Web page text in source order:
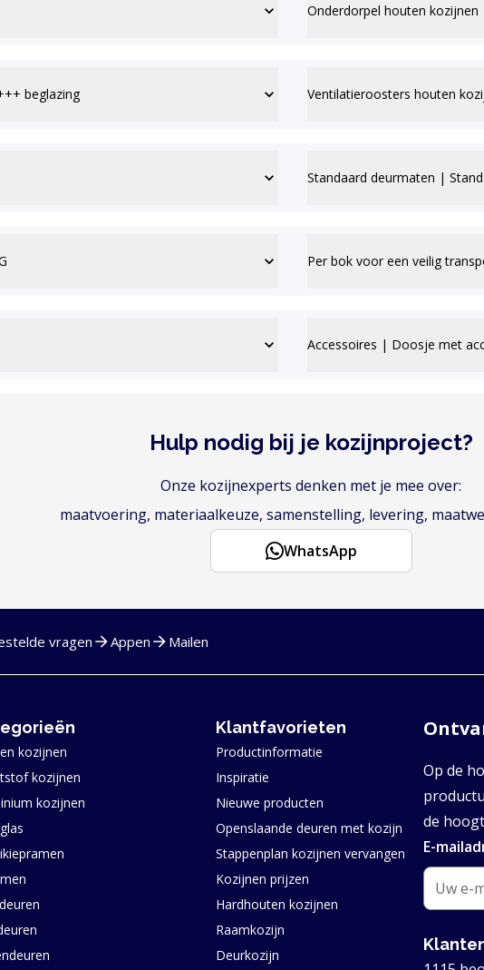
beglazing
Onderdorpel houten
Ventilatieroosters houten
Standaard deurmaten |
Per bok voor een veilig
Accessoires | Doosje met
Hulp nodig bij je kozijnproject?
Onze kozijnexperts denken met je mee over:
maatvoering, materiaalkeuze, samenstelling, levering,
WhatsApp
vragen Appen Mailen
kozijnen
kozijnen
kozijnen
Klantfavorieten
Productinformatie
Inspiratie
Nieuwe producten
Openslaande deuren met kozijn
Stappenplan kozijnen vervangen
Kozijnen prijzen
Hardhouten kozijnen
Raamkozijn
Deurkozijn
Op de
de
E-